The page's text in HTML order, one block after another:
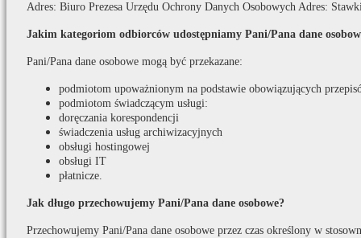
Adres: Biuro Prezesa Urzędu Ochrony Danych Osobowych Adres:
Jakim kategoriom odbiorców udostępniamy Pani/Pana dane
Pani/Pana dane osobowe mogą być przekazane:
podmiotom upoważnionym na podstawie obowiązujących
podmiotom świadczącym usługi:
doręczania korespondencji
świadczenia usług archiwizacyjnych
obsługi hostingowej
obsługi IT
płatnicze.
Jak długo przechowujemy Pani/Pana dane osobowe?
Przechowujemy Pani/Pana dane osobowe przez czas określony w